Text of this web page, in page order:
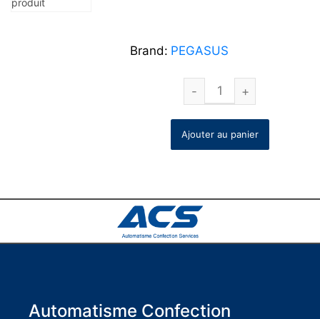
Brand: PEGASUS
Ajouter au panier
Automatisme Confection